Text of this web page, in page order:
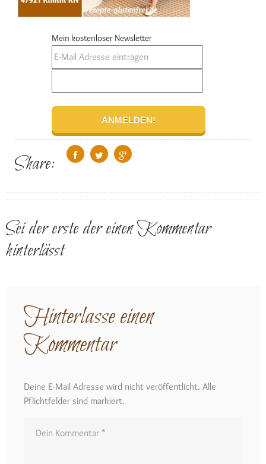
Mein kostenloser Newsletter
Share:
Sei der erste der einen Kommentar
hinterlässt
Hinterlasse einen
Kommentar
Deine E-Mail Adresse wird nicht veröffentlicht. Alle
Pflichtfelder sind markiert.